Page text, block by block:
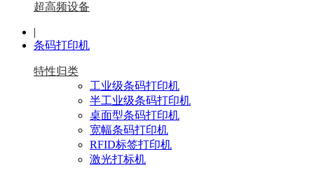
超高频设备
|
条码打印机
特性归类
工业级条码打印机
半工业级条码打印机
桌面型条码打印机
宽幅条码打印机
RFID标签打印机
激光打标机